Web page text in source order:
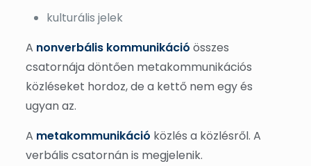
kulturális jelek
A nonverbális kommunikáció összes
csatornája döntően metakommunikációs
közléseket hordoz, de a kettő nem egy és
ugyan az.
A metakommunikáció közlés a közlésről. A
verbális csatornán is megjelenik.